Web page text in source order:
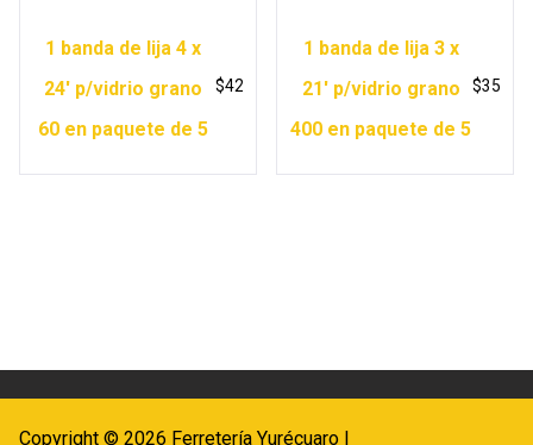
1 banda de lija 4 x
24′ p/vidrio grano
60 en paquete de 5
$42
1 banda de lija 3 x
21′ p/vidrio grano
400 en paquete de 5
$35
Copyright © 2026 Ferretería Yurécuaro |